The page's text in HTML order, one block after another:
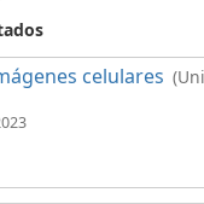
celulares